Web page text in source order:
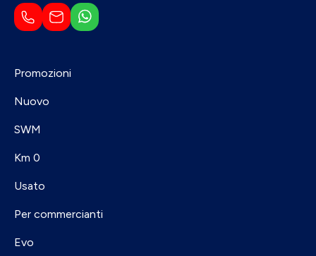
Promozioni
Nuovo
SWM
Km 0
Usato
Per commercianti
Evo